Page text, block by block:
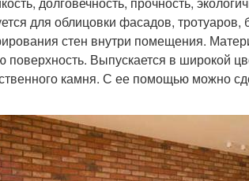
для облицовки фасадов,
стен внутри помещения.
Выпускается в широкой
камня. С ее помощью можно